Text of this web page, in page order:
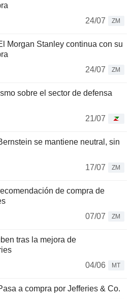
24/07
ZM
Morgan Stanley continua con su
24/07
ZM
sobre el sector de defensa
21/07
se mantiene neutral, sin
17/07
ZM
de compra de
07/07
ZM
tras la mejora de
04/06
MT
a compra por Jefferies & Co.